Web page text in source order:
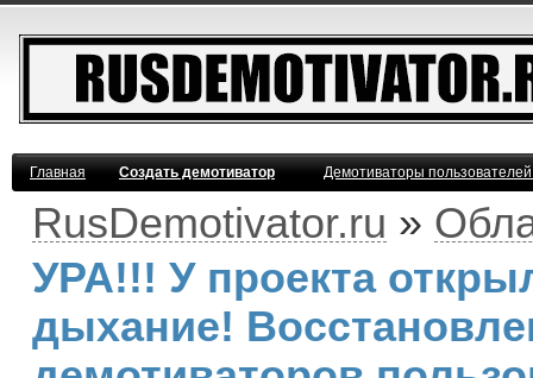
Главная Создать демотиватор Демотиваторы
RusDemotivator.ru »
УРА!!! У проекта
дыхание!